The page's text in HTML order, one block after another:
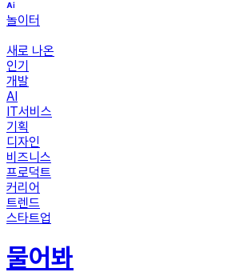
놀이터
새로 나온
인기
개발
AI
IT서비스
기획
디자인
비즈니스
프로덕트
커리어
트렌드
스타트업
물어봐